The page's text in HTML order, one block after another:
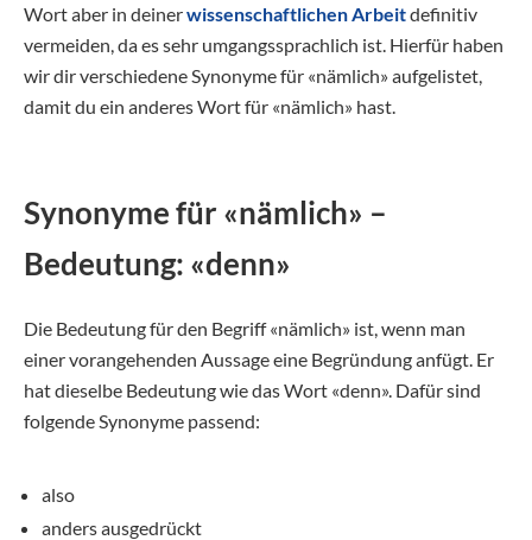
Wort aber in deinerwissenschaftlichen Arbeitdefinitiv
vermeiden, da es sehr umgangssprachlich ist. Hierfür haben
wir dir verschiedene Synonyme für «nämlich» aufgelistet,
damit du ein anderes Wort für «nämlich» hast.
Synonyme für «nämlich» –
Bedeutung: «denn»
Die Bedeutung für den Begriff «nämlich» ist, wenn man
einer vorangehenden Aussage eine Begründung anfügt. Er
hat dieselbe Bedeutung wie das Wort «denn». Dafür sind
folgende Synonyme passend:
also
anders ausgedrückt